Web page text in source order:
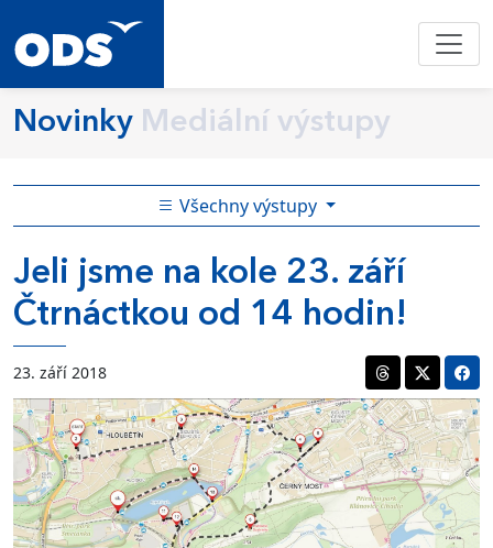
Novinky Mediální výstupy
Všechny výstupy
Jeli jsme na kole 23. září
Čtrnáctkou od 14 hodin!
23. září 2018